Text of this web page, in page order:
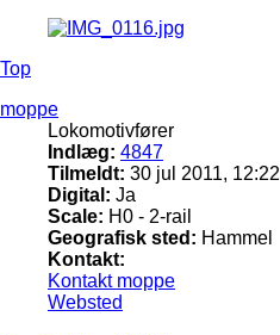
Top
moppe
Lokomotivfører
Indlæg: 4847
Tilmeldt: 30 jul 2011, 12:22
Digital: Ja
Scale: H0 - 2-rail
Geografisk sted: Hammel
Kontakt:
Kontakt moppe
Websted